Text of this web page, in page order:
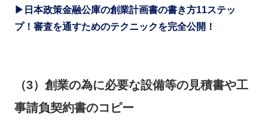
▶日本政策金融公庫の創業計画書の書き方11ステッ
プ！審査を通すためのテクニックを完全公開！
（3）創業の為に必要な設備等の見積書や工
事請負契約書のコピー